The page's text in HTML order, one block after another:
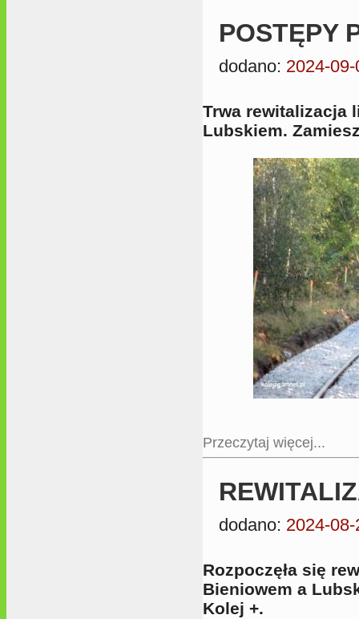
POSTĘPY
dodano: 2024-
Trwa rewitalizacja
Lubskiem.
Przeczytaj więcej...
dodano: 2024-
Rozpoczęła się
Bieniowem a
Kolej +.